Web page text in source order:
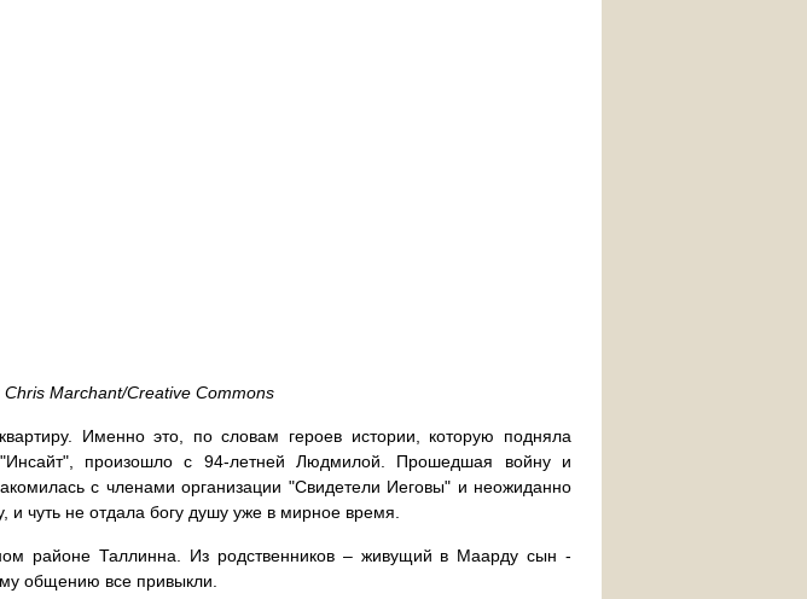
Marchant/Creative Commons
Именно это, по словам героев истории, которую подняла
"Инсайт", произошло с 94-летней Людмилой. Прошедшая войну и
с членами организации "Свидетели Иеговы" и неожиданно
чуть не отдала богу душу уже в мирное время.
районе Таллинна. Из родственников – живущий в Маарду сын -
общению все привыкли.